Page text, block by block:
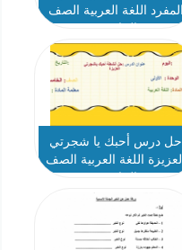
المفرد اللغة العربية الصف
حل درس أحبك يا شجرتي
العزيزة اللغة العربية الصف